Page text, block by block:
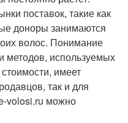
поставок, такие как
доноры занимаются
волос. Понимание
методов, используемых
имеет
так и для
volosi.ru можно